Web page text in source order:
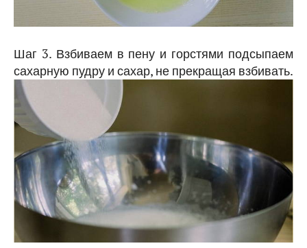
Шаг 3. Взбиваем в пену и горстями подсыпаем
сахарную пудру и сахар, не прекращая взбивать.